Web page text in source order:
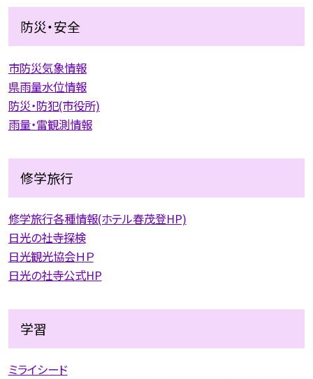
防災・安全
市防災気象情報
県雨量水位情報
防災・防犯(市役所)
雨量・雷観測情報
修学旅行
修学旅行各種情報(ホテル春茂登HP)
日光の社寺探検
日光観光協会ＨＰ
日光の社寺公式HP
学習
ミライシード